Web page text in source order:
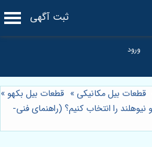
ثبت آگهی
قطعات بیل مکانیکی » قطعات بیل بکهو »
را انتخاب کنیم؟ (راهنمای فنی-